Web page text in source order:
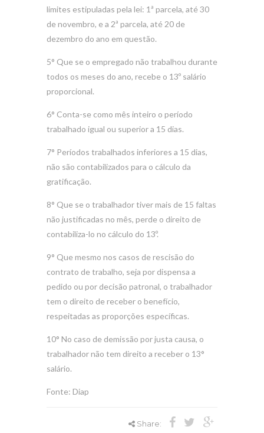
limites estipuladas pela lei: 1ª parcela, até 30
de novembro, e a 2ª parcela, até 20 de
dezembro do ano em questão.
5° Que se o empregado não trabalhou durante
todos os meses do ano, recebe o 13º salário
proporcional.
6° Conta-se como mês inteiro o período
trabalhado igual ou superior a 15 dias.
7° Períodos trabalhados inferiores a 15 dias,
não são contabilizados para o cálculo da
gratificação.
8° Que se o trabalhador tiver mais de 15 faltas
não justificadas no mês, perde o direito de
contabiliza-lo no cálculo do 13º.
9° Que mesmo nos casos de rescisão do
contrato de trabalho, seja por dispensa a
pedido ou por decisão patronal, o trabalhador
tem o direito de receber o benefício,
respeitadas as proporções específicas.
10° No caso de demissão por justa causa, o
trabalhador não tem direito a receber o 13°
salário.
Fonte: Diap
Share: